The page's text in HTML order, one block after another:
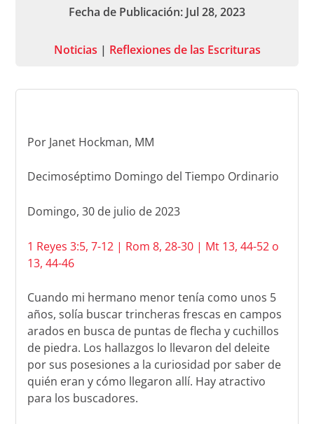
Fecha de Publicación: Jul 28, 2023
Noticias | Reflexiones de las Escrituras
Por Janet Hockman, MM
Decimoséptimo Domingo del Tiempo Ordinario
Domingo, 30 de julio de 2023
1 Reyes 3:5, 7-12 | Rom 8, 28-30 | Mt 13, 44-52 o
13, 44-46
Cuando mi hermano menor tenía como unos 5
años, solía buscar trincheras frescas en campos
arados en busca de puntas de flecha y cuchillos
de piedra. Los hallazgos lo llevaron del deleite
por sus posesiones a la curiosidad por saber de
quién eran y cómo llegaron allí. Hay atractivo
para los buscadores.